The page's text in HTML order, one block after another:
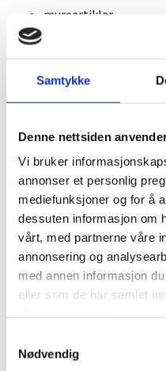
Samtykke
Denne nettsiden
Vi bruker
annonser et personlig
mediefunksjoner og for å
dessuten informasjon om
vårt, med partnerne våre
annonsering og
med annen informasjon
eller som de har samlet
Nødvendig
mureartikler
alt av treverk
plater
parkett
ovner peiser
alt til bad og kjøkken
Vi tilbyr blant
oppføring av boliger
utskifting av vinduer/